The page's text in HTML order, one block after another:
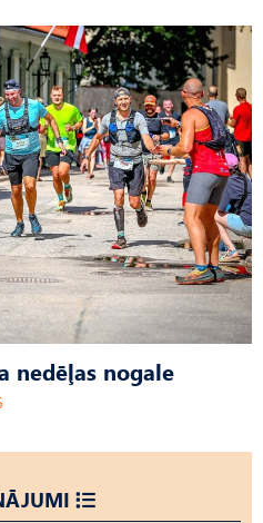
nedēļas nogale